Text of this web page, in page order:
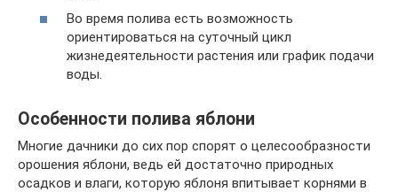
Во время полива есть возможность
ориентироваться на суточный цикл
жизнедеятельности растения или график подачи
воды.
Особенности полива яблони
Многие дачники до сих пор спорят о целесообразности
орошения яблони, ведь ей достаточно природных
осадков и влаги, которую яблоня впитывает корнями в